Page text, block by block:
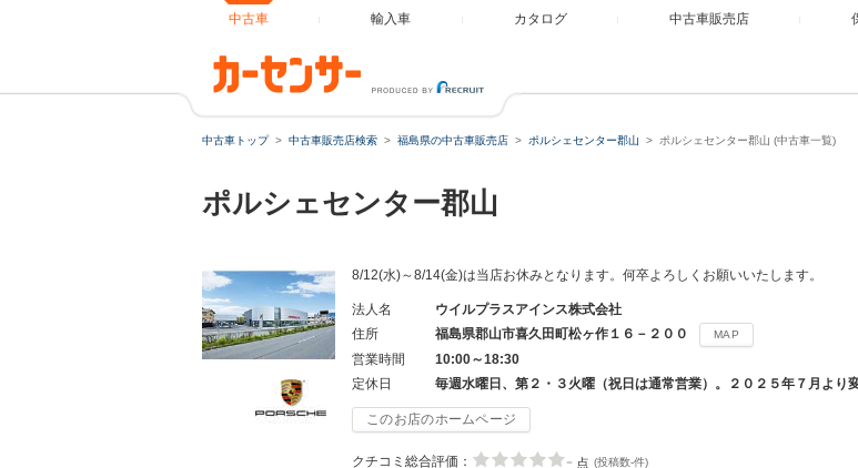
中古車 輸入車 カタログ 中古車販売店
中古車トップ 中古車販売店検索 福島県の中古車販売店 ポルシェセンター郡山 ポルシェセンター郡山 (中古車一覧)
ポルシェセンター郡山
8/12(水)～8/14(金)は当店お休みとなります。何卒よろしくお願いいたします。
法人名
ウイルプラスアインス株式会社
住所
福島県郡山市喜久田町松ヶ作１６－２００ MAP
営業時間
10:00～18:30
定休日
毎週水曜日、第２・３火曜（祝日は通常営業）。２０２５年７月より
このお店のホームページ
クチコミ総合評価： - 点 (投稿数-件)